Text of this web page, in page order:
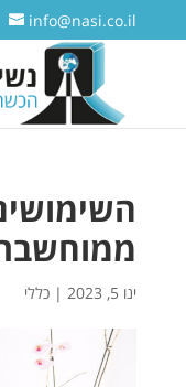
info@nasi.co.il
ינו 5, 2023 | כללי